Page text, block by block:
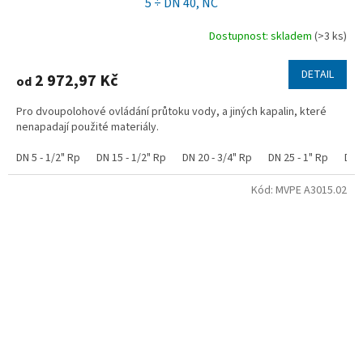
Dostupnost: skladem (>3 ks)
od 2 972,97 Kč DETAIL
Pro dvoupolohové ovládání průtoku vody, a jiných kapalin, které
nenapadají použité materiály.
DN 5 - 1/2" Rp
DN 15 - 1/2" Rp DN 20 - 3/4" Rp DN 25 - 1" Rp DN
Kód: MVPE A3015.02